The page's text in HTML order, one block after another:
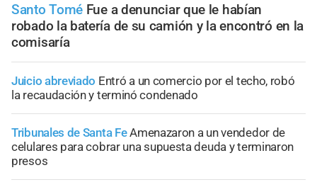
Santo Tomé Fue a denunciar que le habían
robado la batería de su camión y la encontró en la
comisaría
Juicio abreviado Entró a un comercio por el techo, robó
la recaudación y terminó condenado
Tribunales de Santa FeAmenazaron a un vendedor de
celulares para cobrar una supuesta deuda y terminaron
presos